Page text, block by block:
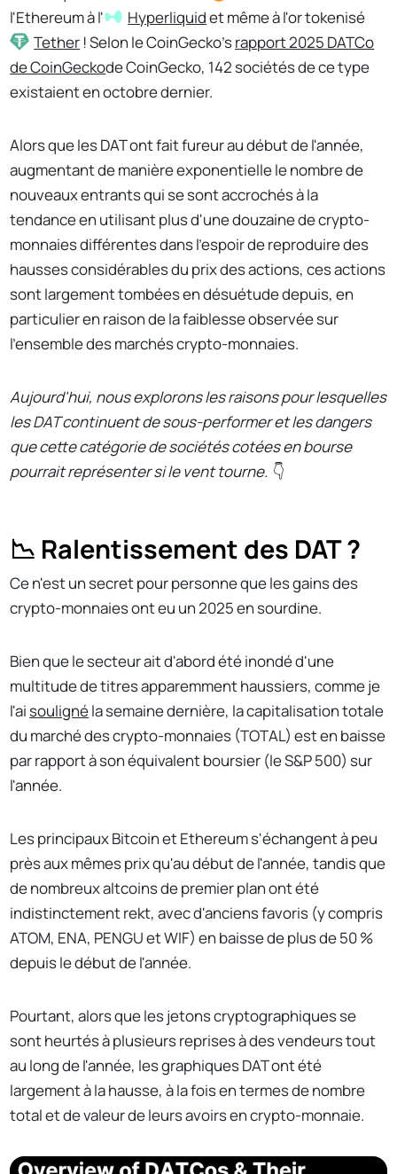
l'Ethereum à l'
Hyperliquidet même à l'or tokenisé
Tether ! Selon le CoinGecko'srapport 2025 DATCo
de CoinGeckode CoinGecko, 142 sociétés de ce type
existaient en octobre dernier.
Alors que les DAT ont fait fureur au début de l'année,
augmentant de manière exponentielle le nombre de
nouveaux entrants qui se sont accrochés à la
tendance en utilisant plus d'une douzaine de crypto-
monnaies différentes dans l'espoir de reproduire des
hausses considérables du prix des actions, ces actions
sont largement tombées en désuétude depuis, en
particulier en raison de la faiblesse observée sur
l'ensemble des marchés crypto-monnaies.
Aujourd'hui, nous explorons les raisons pour lesquelles
les DAT continuent de sous-performer et les dangers
que cette catégorie de sociétés cotées en bourse
pourrait représenter si le vent tourne. 👇
📉 Ralentissement des DAT ?
Ce n'est un secret pour personne que les gains des
crypto-monnaies ont eu un 2025 en sourdine.
Bien que le secteur ait d'abord été inondé d'une
multitude de titres apparemment haussiers, comme je
l'ai soulignéla semaine dernière, la capitalisation totale
du marché des crypto-monnaies (TOTAL) est en baisse
par rapport à son équivalent boursier (le S&P 500) sur
l'année.
Les principaux Bitcoin et Ethereum s'échangent à peu
près aux mêmes prix qu'au début de l'année, tandis que
de nombreux altcoins de premier plan ont été
indistinctement rekt, avec d'anciens favoris (y compris
ATOM, ENA, PENGU et WIF) en baisse de plus de 50 %
depuis le début de l'année.
Pourtant, alors que les jetons cryptographiques se
sont heurtés à plusieurs reprises à des vendeurs tout
au long de l'année, les graphiques DAT ont été
largement à la hausse, à la fois en termes de nombre
total et de valeur de leurs avoirs en crypto-monnaie.